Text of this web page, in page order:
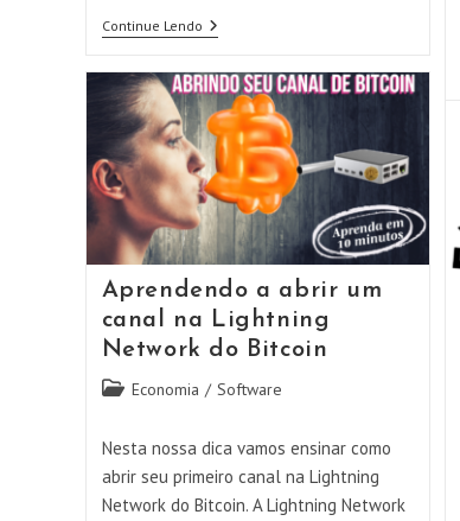
Continue LendoUsando
A
Do
BITCOIN!
A
Sua
Família
APRENDE
Usar
O
BITCOIN
Sem
Riscos!!
Aprendendo a abrir um
canal na Lightning
Network do Bitcoin
Categoria
post:
Economia / Software
Nesta nossa dica vamos ensinar como
abrir seu primeiro canal na Lightning
Network do Bitcoin. A Lightning Network